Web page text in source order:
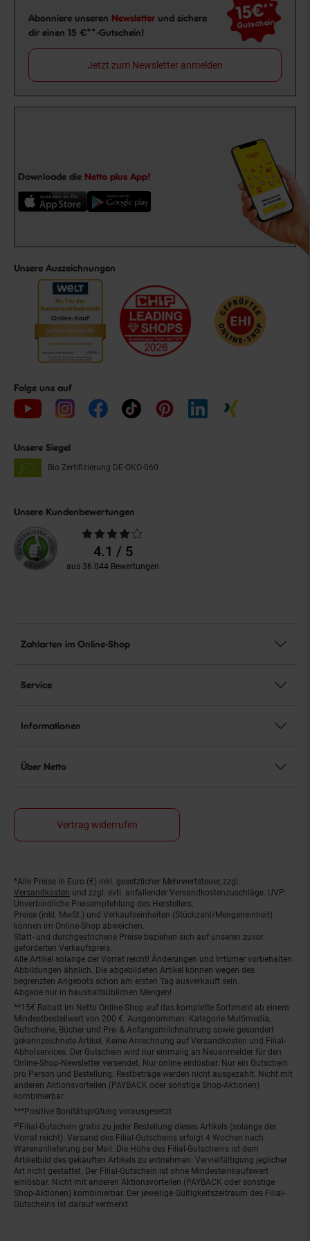
Newsletter Anmeldung
Abonniere unseren Newsletter und sichere
dir einen 15 €**-Gutschein!
15€**
Gutschein
Jetzt zum Newsletter anmelden
Downloade die Netto plus App!
Unsere Auszeichnungen
Folge uns auf
Unsere Siegel
Bio Zertifizierung DE-ÖKO-060
Unsere Kundenbewertungen
Durchschnittliche
Bewertungen4.1 / 5
aus 36.044 Bewertungen
Zahlarten im Online-Shop
Service
Informationen
Über Netto
Vertrag widerrufen
Fußnoten
*Alle Preise in Euro (€) inkl. gesetzlicher Mehrwertsteuer, zzgl.
Versandkosten und zzgl. evtl. anfallender Versandkostenzuschläge. UVP:
Unverbindliche Preisempfehlung des Herstellers.
Preise (inkl. MwSt.) und Verkaufseinheiten (Stückzahl/Mengeneinheit)
können im Online-Shop abweichen.
Statt- und durchgestrichene Preise beziehen sich auf unseren zuvor
geforderten Verkaufspreis.
Alle Artikel solange der Vorrat reicht! Änderungen und Irrtümer vorbehalten.
Abbildungen ähnlich. Die abgebildeten Artikel können wegen des
begrenzten Angebots schon am ersten Tag ausverkauft sein.
Abgabe nur in haushaltsüblichen Mengen!
**15€ Rabatt im Netto Online-Shop auf das komplette Sortiment ab einem
Mindestbestellwert von 200 €. Ausgenommen: Kategorie Multimedia,
Gutscheine, Bücher und Pre- & Anfangsmilchnahrung sowie gesondert
gekennzeichnete Artikel. Keine Anrechnung auf Versandkosten und Filial-
Abholservices. Der Gutschein wird nur einmalig an Neuanmelder für den
Online-Shop-Newsletter versendet. Nur online einlösbar. Nur ein Gutschein
pro Person und Bestellung. Restbeträge werden nicht ausgezahlt. Nicht mit
anderen Aktionsvorteilen (PAYBACK oder sonstige Shop-Aktionen)
kombinierbar.
***Positive Bonitätsprüfung vorausgesetzt
²⁰Filial-Gutschein gratis zu jeder Bestellung dieses Artikels (solange der
Vorrat reicht). Versand des Filial-Gutscheins erfolgt 4 Wochen nach
Warenanlieferung per Mail. Die Höhe des Filial-Gutscheins ist dem
Artikelbild des gekauften Artikels zu entnehmen. Vervielfältigung jeglicher
Art nicht gestattet. Der Filial-Gutschein ist ohne Mindesteinkaufswert
einlösbar. Nicht mit anderen Aktionsvorteilen (PAYBACK oder sonstige
Shop-Aktionen) kombinierbar. Der jeweilige Gültigkeitszeitraum des Filial-
Gutscheins ist darauf vermerkt.